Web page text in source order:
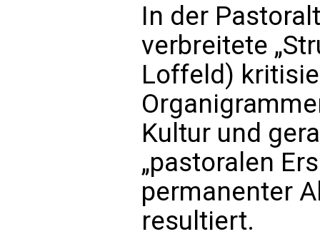
In der
verbreitete
Loffeld)
Kultur und
„pastoralen
permanenter
resultiert.